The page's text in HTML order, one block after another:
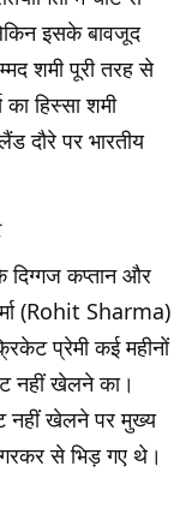
इसके बावजूद
शमी पूरी तरह से
हिस्सा शमी
दौरे पर भारतीय
दिग्गज कप्तान और
(Rohit Sharma)
प्रेमी कई महीनों
नहीं खेलने का।
नहीं खेलने पर मुख्य
से भिड़ गए थे।